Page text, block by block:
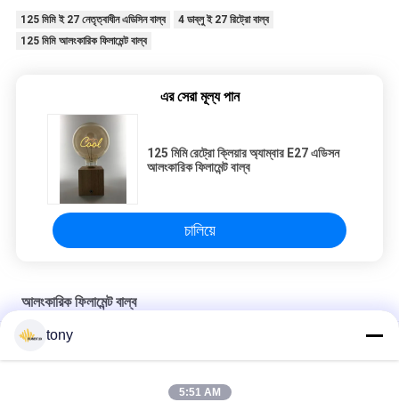
125 মিমি ই 27 নেতৃত্বাধীন এডিসিন বাল্ব
4 ডাব্লু ই 27 রিট্রো বাল্ব
125 মিমি আলংকারিক ফিলামেন্ট বাল্ব
এর সেরা মূল্য পান
125 মিমি রেট্রো ক্লিয়ার অ্যাম্বার E27 এডিসন
আলংকারিক ফিলামেন্ট বাল্ব
চালিয়ে
আলংকারিক ফিলামেন্ট বাল্ব
AC120V LED 4W 2200k G125 আলংকারিক ফিলামেন্ট বাল্ব
tony
5:51 AM